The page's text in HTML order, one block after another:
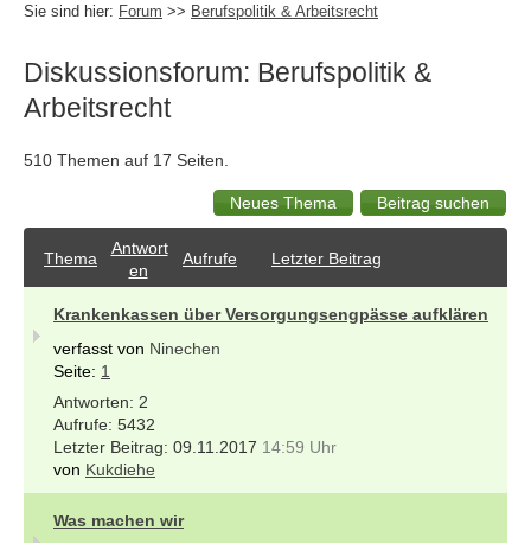
Sie sind hier: Forum >> Berufspolitik & Arbeitsrecht
Diskussionsforum: Berufspolitik &
Arbeitsrecht
510 Themen auf 17 Seiten.
Thema
Antwort
en
Aufrufe Letzter Beitrag
Krankenkassen über Versorgungsengpässe aufklären
verfasst von Ninechen
Seite: 1
2
5432
09.11.2017 14:59 Uhr
von Kukdiehe
Was machen wir